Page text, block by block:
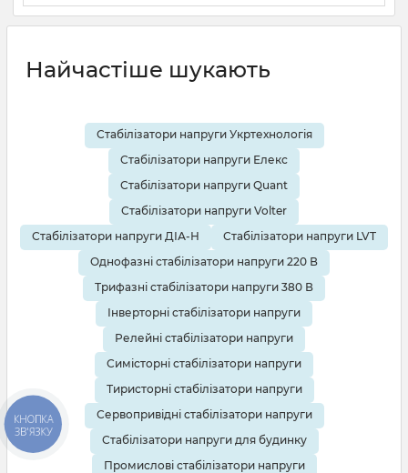
19 08 2025 0 10 хвилин
Найчастіше шукають
Стабілізатори напруги Укртехнологія
Стабілізатори напруги Елекс
Стабілізатори напруги Quant
Стабілізатори напруги Volter
Стабілізатори напруги ДІА-Н
Стабілізатори напруги LVT
Однофазні стабілізатори напруги 220 В
Трифазні стабілізатори напруги 380 В
Інверторні стабілізатори напруги
Релейні стабілізатори напруги
Симісторні стабілізатори напруги
Тиристорні стабілізатори напруги
Сервопривідні стабілізатори напруги
Стабілізатори напруги для будинку
Промислові стабілізатори напруги
КНОПКА
ЗВ'ЯЗКУ